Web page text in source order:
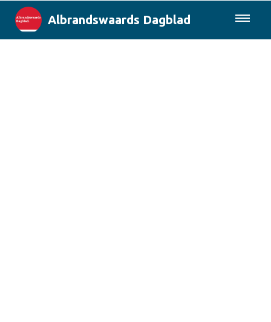
Albrandswaards Dagblad